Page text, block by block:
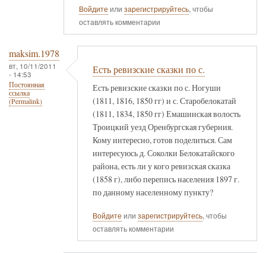
Войдите или зарегистрируйтесь, чтобы
оставлять комментарии
maksim.1978
вт, 10/11/2011
- 14:53
Постоянная
ссылка
(Permalink)
Есть ревизские сказки по с.
Есть ревизские сказки по с. Ногуши
(1811, 1816, 1850 гг) и с. Старобелокатай
(1811, 1834, 1850 гг) Емашинская волость
Троицкий уезд Оренбургская губерния.
Кому интересно, готов поделиться. Сам
интересуюсь д. Соколки Белокатайского
района, есть ли у кого ревизская сказка
(1858 г), либо перепись населения 1897 г.
по данному населенному пункту?
Войдите или зарегистрируйтесь, чтобы
оставлять комментарии